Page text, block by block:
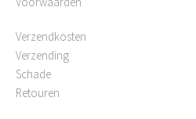
Verzendkosten
Verzending
Schade
Retouren